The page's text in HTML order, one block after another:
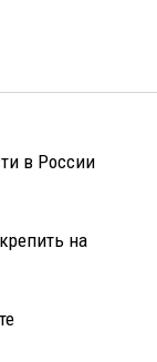
в России
на